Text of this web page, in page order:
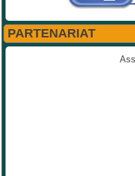
PARTENARIAT